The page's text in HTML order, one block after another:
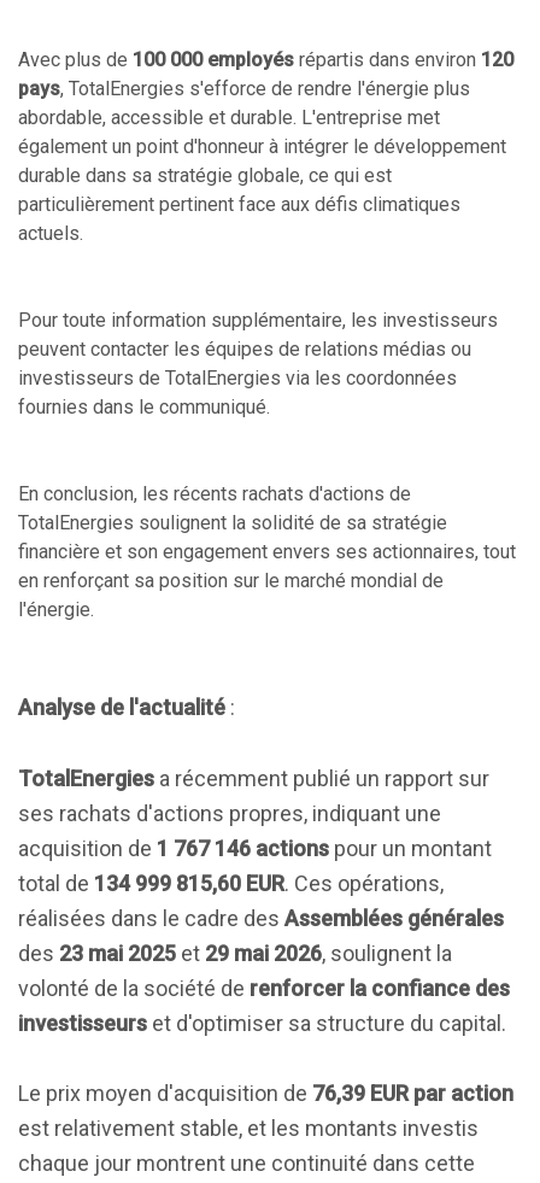
Avec plus de 100 000 employés répartis dans environ 120
pays, TotalEnergies s'efforce de rendre l'énergie plus
abordable, accessible et durable. L'entreprise met
également un point d'honneur à intégrer le développement
durable dans sa stratégie globale, ce qui est
particulièrement pertinent face aux défis climatiques
actuels.
Pour toute information supplémentaire, les investisseurs
peuvent contacter les équipes de relations médias ou
investisseurs de TotalEnergies via les coordonnées
fournies dans le communiqué.
En conclusion, les récents rachats d'actions de
TotalEnergies soulignent la solidité de sa stratégie
financière et son engagement envers ses actionnaires, tout
en renforçant sa position sur le marché mondial de
l'énergie.
Analyse de l'actualité :
TotalEnergies a récemment publié un rapport sur
ses rachats d'actions propres, indiquant une
acquisition de 1 767 146 actions pour un montant
total de 134 999 815,60 EUR. Ces opérations,
réalisées dans le cadre des Assemblées générales
des 23 mai 2025 et 29 mai 2026, soulignent la
volonté de la société de renforcer la confiance des
investisseurs et d'optimiser sa structure du capital.
Le prix moyen d'acquisition de 76,39 EUR par action
est relativement stable, et les montants investis
chaque jour montrent une continuité dans cette